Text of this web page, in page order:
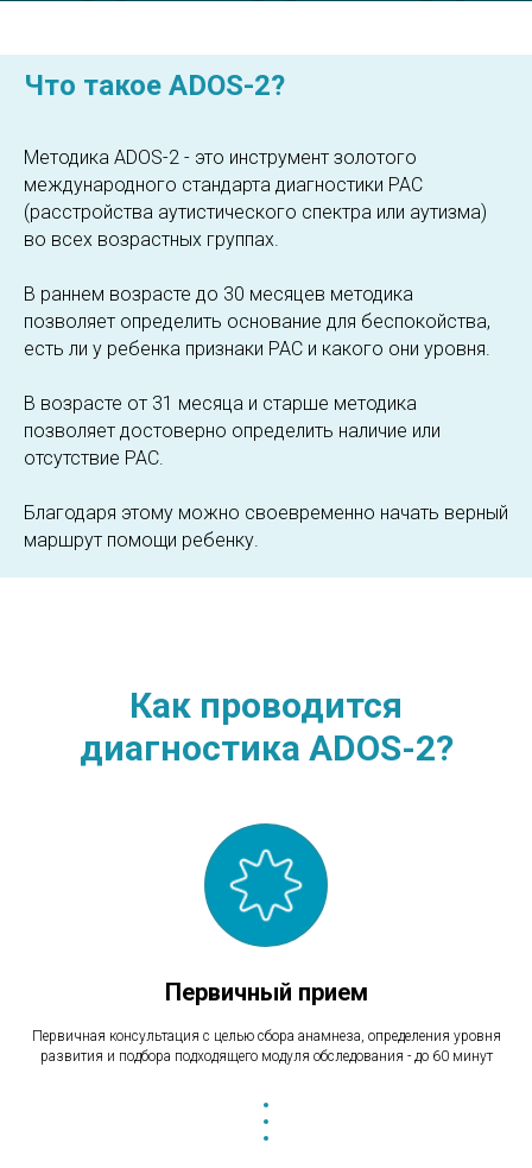
Что такое ADOS-2?
Методика ADOS-2 - это инструмент золотого
международного стандарта диагностики РАС
(расстройства аутистического спектра или аутизма)
во всех возрастных группах.
В раннем возрасте до 30 месяцев методика
позволяет определить основание для беспокойства,
есть ли у ребенка признаки РАС и какого они уровня.
В возрасте от 31 месяца и старше методика
позволяет достоверно определить наличие или
отсутствие РАС.
Благодаря этому можно своевременно начать верный
маршрут помощи ребенку.
Как проводится
диагностика ADOS-2?
Первичный прием
Первичная консультация с целью сбора анамнеза, определения уровня
развития и подбора подходящего модуля обследования - до 60 минут